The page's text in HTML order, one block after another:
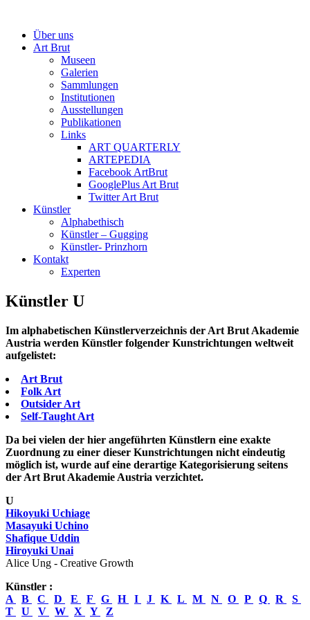
Über uns
Art Brut
Museen
Galerien
Sammlungen
Institutionen
Ausstellungen
Publikationen
Links
ART QUARTERLY
ARTEPEDIA
Facebook ArtBrut
GooglePlus Art Brut
Twitter Art Brut
Künstler
Alphabethisch
Künstler – Gugging
Künstler- Prinzhorn
Kontakt
Experten
Künstler U
Im alphabetischen Künstlerverzeichnis der Art Brut Akademie
Austria werden Künstler folgender Kunstrichtungen weltweit
aufgelistet:
Art Brut
Folk Art
Outsider Art
Self-Taught Art
Da bei vielen der hier angeführten Künstlern eine exakte
Zuordnung zu einer dieser Kunstrichtungen nicht eindeutig
möglich ist, wurde auf eine derartige Kategorisierung seitens
der Art Brut Akademie Austria verzichtet.
U
Hikoyuki Uchiage
Masayuki Uchino
Shafique Uddin
Hiroyuki Unai
Alice Ung - Creative Growth
Künstler :
A
B C D E F G H I J K L M N O P Q R
S
T
U V W X Y Z